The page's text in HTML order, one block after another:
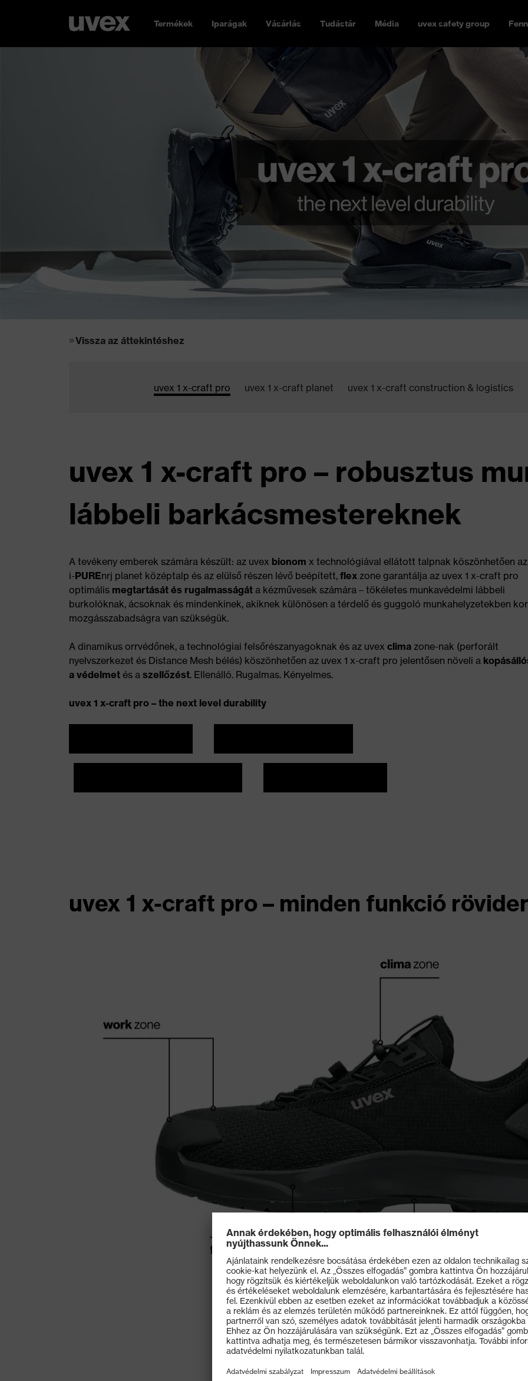
Termékek Iparágak Vásárlás Tudástár Média uvex safety group
Vissza az áttekintéshez
uvex 1 x-craft pro uvex 1 x-craft planet uvex 1 x-craft construction & logistics
uvex 1 x-craft pro – robusztus
lábbeli barkácsmestereknek
A tevékeny emberek számára készült: az uvex bionom x technológiával ellátott talpnak köszönhetően
i-PUREnrj planet középtalp és az elülső részen lévő beépített, flex zone garantálja az uvex 1 x-craft pro
optimális megtartását és rugalmasságát a kézművesek számára – tökéletes munkavédelmi lábbeli
burkolóknak, ácsoknak és mindenkinek, akiknek különösen a térdelő és guggoló munkahelyzetekben
mozgásszabadságra van szükségük.
A dinamikus orrvédőnek, a technológiai felsőrészanyagoknak és az uvex clima zone-nak (perforált
nyelvszerkezet és Distance Mesh bélés) köszönhetően az uvex 1 x-craft pro jelentősen növeli a
a védelmet és a szellőzést. Ellenálló. Rugalmas. Kényelmes.
uvex 1 x-craft pro – the next level durability
uvex 1 x-craft pro – minden funkció